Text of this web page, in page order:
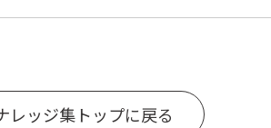
レッジ集トップに戻る